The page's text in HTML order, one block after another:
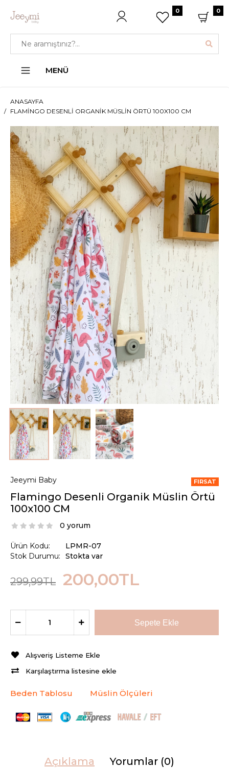
0 0
MENÜ
ANASAYFA
FLAMINGO DESENLI ORGANIK MÜSLIN ÖRTÜ 100X100 CM
Jeeymi Baby FIRSAT
Flamingo Desenli Organik Müslin Örtü
100x100 CM
0 yorum
Ürün Kodu:
Stok Durumu:
LPMR-07
Stokta var
299,99TL 200,00TL
Alışveriş Listeme Ekle
Karşılaştırma listesine ekle
Beden Tablosu Müslin Ölçüleri
Açıklama Yorumlar (0)